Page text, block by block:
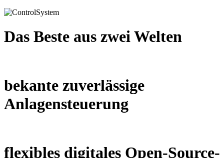
Das Beste aus zwei Welten
bekante zuverlässige
Anlagensteuerung
flexibles digitales Open-Source-